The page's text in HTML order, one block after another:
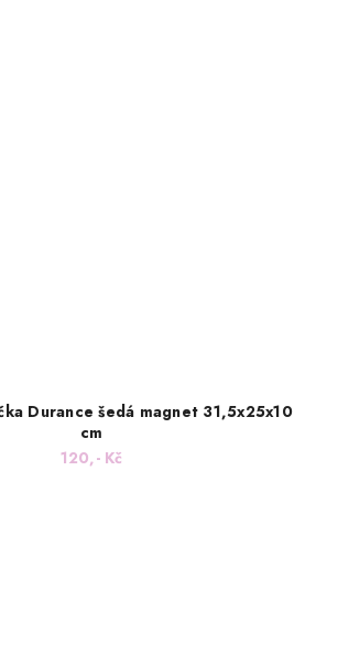
Durance šedá magnet 31,5x25x10
cm
120,- Kč